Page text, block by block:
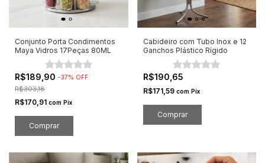
Conjunto Porta Condimentos
Maya Vidros 17Peças 80ML
R$189,90 -37% OFF
R$303,18
R$170,91 com Pix
Cabideiro com Tubo Inox e 12
Ganchos Plástico Rígido
R$190,65
R$171,59 com Pix